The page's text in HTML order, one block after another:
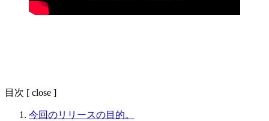
目次 [ close ]
今回のリリースの目的。